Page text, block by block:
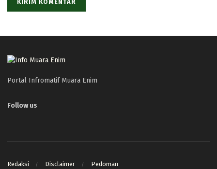
Portal Infromatif Muara Enim
Follow us
Redaksi Disclaimer Pedoman